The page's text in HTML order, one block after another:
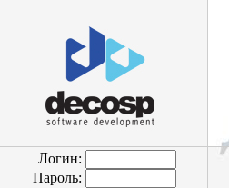
Логин:
Пароль: